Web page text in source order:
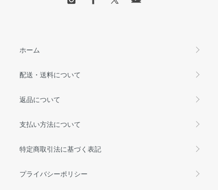
ホーム
配送・送料について
返品について
支払い方法について
特定商取引法に基づく表記
プライバシーポリシー